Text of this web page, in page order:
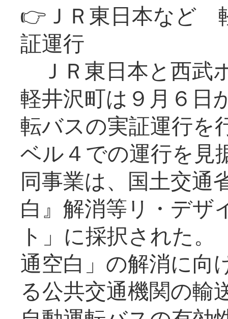
👉ＪＲ東日本など
証運行
ＪＲ東日本と西武
軽井沢町は９月６日
転バスの実証運行を
ベル４での運行を見
同事業は、国土交通
白』解消等リ・デザ
ト」に採択された
通空白」の解消に向
る公共交通機関の輸